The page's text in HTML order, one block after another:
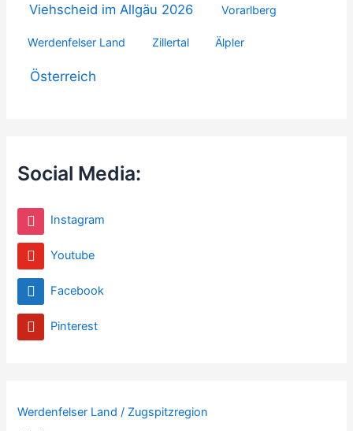
Viehscheid im Allgäu 2026 Vorarlberg
Werdenfelser Land Zillertal Älpler
Österreich
Social Media:
Instagram
Youtube
Facebook
Pinterest
Werdenfelser Land / Zugspitzregion